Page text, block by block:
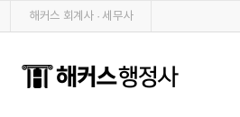
해커스 회계사 · 세무사